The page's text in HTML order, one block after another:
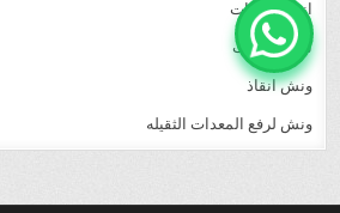
انقاذ سيارات
نقل كرفانات
ونش انقاذ
ونش لرفع المعدات الثقيله